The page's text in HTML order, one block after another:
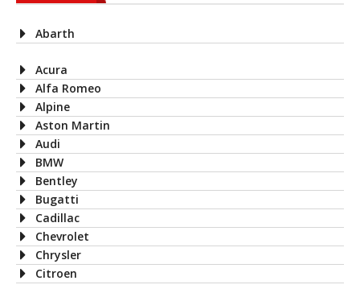
Abarth
Acura
Alfa Romeo
Alpine
Aston Martin
Audi
BMW
Bentley
Bugatti
Cadillac
Chevrolet
Chrysler
Citroen